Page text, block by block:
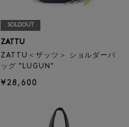
SOLDOUT
ZATTU
ZATTU＜ザッツ＞ ショルダーバ
ッグ "LUGUN"
¥28,600